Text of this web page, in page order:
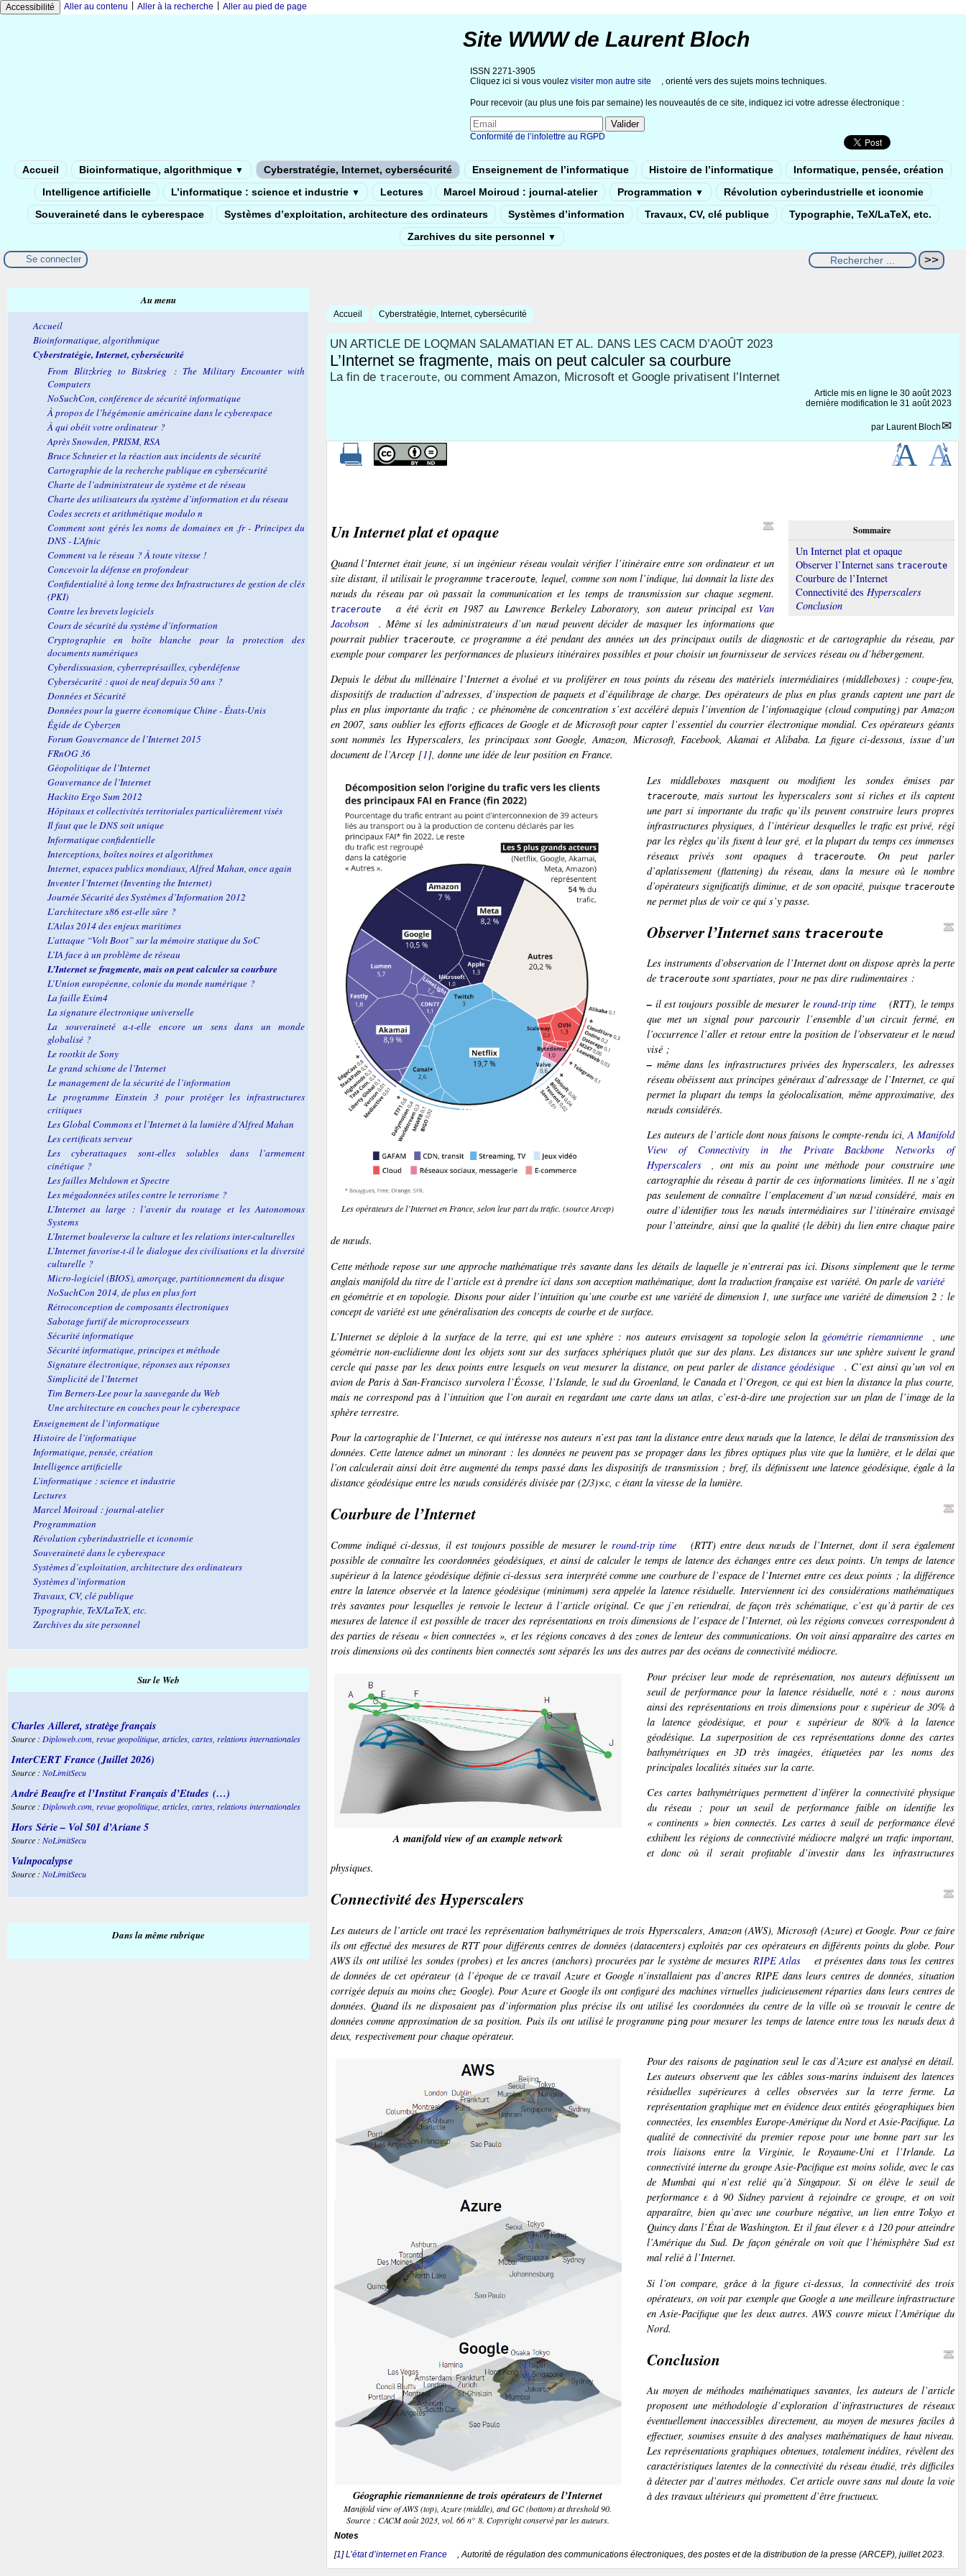
Accessibilité Aller au contenu Aller à la recherche Aller au pied de page
Site WWW de Laurent Bloch
ISSN 2271-3905
Cliquez ici si vous voulez visiter mon autre site , orienté vers des sujets moins techniques.
Pour recevoir (au plus une fois par semaine) les nouveautés de ce site, indiquez ici votre adresse électronique :
Conformité de l’infolettre au RGPD
Accueil Bioinformatique, algorithmique ▼ Cyberstratégie, Internet, cybersécurité Enseignement de l’informatique Histoire de l’informatique
Informatique, pensée, création
Intelligence artificielle
L’informatique : science et industrie ▼ Lectures Marcel Moiroud : journal-atelier Programmation ▼
Révolution cyberindustrielle et iconomie
Souveraineté dans le cyberespace
Systèmes d’exploitation, architecture des ordinateurs Systèmes d’information Travaux, CV, clé publique
Typographie, TeX/LaTeX, etc.
Zarchives du site personnel ▼
Se connecter
Accueil Cyberstratégie, Internet, cybersécurité
UN ARTICLE DE LOQMAN SALAMATIAN ET AL. DANS LES CACM D’AOÛT 2023
L’Internet se fragmente, mais on peut calculer sa courbure
La fin de traceroute, ou comment Amazon, Microsoft et Google privatisent l’Internet
Article mis en ligne le 30 août 2023
dernière modification le 31 août 2023
par Laurent Bloch
Sommaire
Un Internet plat et opaque
Observer l’Internet sans traceroute
Courbure de l’Internet
Connectivité des Hyperscalers
Conclusion
Un Internet plat et opaque
Quand l’Internet était jeune, si un ingénieur réseau voulait vérifier l’itinéraire entre son ordinateur et un
site distant, il utilisait le programme traceroute, lequel, comme son nom l’indique, lui donnait la liste des
nœuds du réseau par où passait la communication et les temps de transmission sur chaque segment.
traceroute a été écrit en 1987 au Lawrence Berkeley Laboratory , son auteur principal est Van
Jacobson
. Même si les administrateurs d’un nœud peuvent décider de masquer les informations que
pourrait publier traceroute, ce programme a été pendant des années un des principaux outils de diagnostic et de cartographie du réseau, par
exemple pour comparer les performances de plusieurs itinéraires possibles et pour choisir un fournisseur de services réseau ou d’hébergement.
Depuis le début du millénaire l’Internet a évolué et vu proliférer en tous points du réseau des matériels intermédiaires(middleboxes) : coupe-feu,
dispositifs de traduction d’adresses, d’inspection de paquets et d’équilibrage de charge. Des opérateurs de plus en plus grands captent une part de
plus en plus importante du trafic ; ce phénomène de concentration s’est accéléré depuis l’invention de l’infonuagique (cloud computing) par Amazon
en 2007, sans oublier les efforts efficaces de Google et de Microsoft pour capter l’essentiel du courrier électronique mondial. Ces opérateurs géants
sont nommés les Hyperscalers, les principaux sont Google, Amazon, Microsoft, Facebook, Akamai et Alibaba. La figure ci-dessous, issue d’un
document de l’Arcep[1], donne une idée de leur position en France.
Les opérateurs de l’Internet en France, selon leur part du trafic. (source Arcep)
Les middleboxesmasquent ou modifient les sondes émises par
traceroute, mais surtout les hyperscalerssont si riches et ils captent
une part si importante du trafic qu’ils peuvent construire leurs propres
infrastructures physiques, à l’intérieur desquelles le trafic est privé, régi
par les règles qu’ils fixent à leur gré, et la plupart du temps ces immenses
réseaux privés sont opaques à
traceroute. On peut parler
d’aplatissement (flattening)du réseau, dans la mesure où le nombre
d’opérateurs significatifs diminue, et de son opacité, puisque traceroute
ne permet plus de voir ce qui s’y passe.
Observer l’Internet sans traceroute
Les instruments d’observation de l’Internet dont on dispose après la perte
de traceroutesont spartiates, pour ne pas dire rudimentaires :
–il est toujours possible de mesurer le round-trip time
(RTT), le temps
que met un signal pour parcourir l’ensemble d’un circuit fermé, en
l’occurrence l’aller et retour entre la position de l’observateur et le nœud
visé ;
–même dans les infrastructures privées deshyperscalers, les adresses
réseau obéissent aux principes généraux d’adressage de l’Internet, ce qui
permet la plupart du temps la géolocalisation, même approximative, des
nœuds considérés.
Les auteurs de l’article dont nous faisons le compte-rendu ici,A Manifold
View of Connectivity in the Private Backbone Networks of
Hyperscalers
, ont mis au point une méthode pour construire une
cartographie du réseau à partir de ces informations limitées. Il ne s’agit
pas seulement de connaître l’emplacement d’un nœud considéré, mais en
outre d’identifier tous les nœuds intermédiaires sur l’itinéraire envisagé
pour l’atteindre, ainsi que la qualité (le débit) du lien entre chaque paire
de nœuds.
Cette méthode repose sur une approche mathématique très savante dans les détails de laquelle je n’entrerai pas ici. Disons simplement que le terme
anglais manifolddu titre de l’article est à prendre ici dans son acception mathématique, dont la traduction française est variété. On parle devariété
en géométrie et en topologie. Disons pour aider l’intuition qu’une courbe est une variété de dimension 1, une surface une variété de dimension 2 : le
concept de variété est une généralisation des concepts de courbe et de surface.
L’Internet se déploie à la surface de la terre, qui est une sphère : nos auteurs envisagent sa topologie selon la géométrie riemannienne
, une
géométrie non-euclidienne dont les objets sont sur des surfaces sphériques plutôt que sur des plans. Les distances sur une sphère suivent le grand
cercle qui passe par les deux points entre lesquels on veut mesurer la distance, on peut parler de distance géodésique
. C’est ainsi qu’un vol en
avion de Paris à San-Francisco survolera l’Écosse, l’Islande, le sud du Groenland, le Canada et l’Oregon, ce qui est bien la distance la plus courte,
mais ne correspond pas à l’intuition que l’on aurait en regardant une carte dans un atlas, c’est-à-dire une projection sur un plan de l’image de la
sphère terrestre.
Pour la cartographie de l’Internet, ce qui intéresse nos auteurs n’est pas tant la distance entre deux nœuds que la latence, le délai de transmission des
données. Cette latence admet un minorant : les données ne peuvent pas se propager dans les fibres optiques plus vite que la lumière, et le délai que
l’on calculerait ainsi doit être augmenté du temps passé dans les dispositifs de transmission ; bref, ils définissent une latence géodésique, égale à la
distance géodésique entre les nœuds considérés divisée par (2/3)×c, cétant la vitesse de la lumière.
Courbure de l’Internet
Comme indiqué ci-dessus, il est toujours possible de mesurer leround-trip time
(RTT) entre deux nœuds de l’Internet, dont il sera également
possible de connaître les coordonnées géodésiques, et ainsi de calculer le temps de latence des échanges entre ces deux points. Un temps de latence
supérieur à la latence géodésique définie ci-dessus sera interprété comme une courburede l’espace de l’Internet entre ces deux points ; la différence
entre la latence observée et la latence géodésique (minimum) sera appelée la latence résiduelle. Interviennent ici des considérations mathématiques
très savantes pour lesquelles je renvoie le lecteur à l’article original. Ce que j’en retiendrai, de façon très schématique, c’est qu’à partir de ces
mesures de latence il est possible de tracer des représentations en trois dimensions de l’espace de l’Internet, où les régions convexes correspondent à
des parties de réseau « bien connectées », et les régions concaves à des zones de lenteur des communications. On voit ainsi apparaître des cartes en
trois dimensions où des continents bien connectés sont séparés les uns des autres par des océans de connectivité médiocre.
A manifold view of an example network
Pour préciser leur mode de représentation, nos auteurs définissent un
seuil de performance pour la latence résiduelle, noté ε : nous aurons
ainsi des représentations en trois dimensions pour ε supérieur de 30% à
la latence géodésique, et pour ε supérieur de 80% à la latence
géodésique. La superposition de ces représentations donne des cartes
bathymétriques en 3D très imagées, étiquetées par les noms des
principales localités situées sur la carte.
Ces cartes bathymétriques permettent d’inférer la connectivité physique
du réseau ; pour un seuil de performance faible on identifie les
« continents » bien connectés. Les cartes à seuil de performance élevé
exhibent les régions de connectivité médiocre malgré un trafic important,
et donc où il serait profitable d’investir dans les infrastructures
physiques.
Connectivité desHyperscalers
Les auteurs de l’article ont tracé les représentation bathymétriques de trois Hyperscalers, Amazon (AWS), Microsoft (Azure) et Google. Pour ce faire
ils ont effectué des mesures de RTT pour différents centres de données (datacenters)exploités par ces opérateurs en différents points du globe. Pour
AWS ils ont utilisé les sondes(probes) et les ancres (anchors)procurées par le système de mesures RIPE Atlas
et présentes dans tous les centres
de données de cet opérateur (à l’époque de ce travail Azure et Google n’installaient pas d’ancres RIPE dans leurs centres de données, situation
corrigée depuis au moins chez Google). Pour Azure et Google ils ont configuré des machines virtuelles judicieusement réparties dans leurs centres de
données. Quand ils ne disposaient pas d’information plus précise ils ont utilisé les coordonnées du centre de la ville où se trouvait le centre de
données comme approximation de sa position. Puis ils ont utilisé le programme pingpour mesurer les temps de latence entre tous les nœuds deux à
deux, respectivement pour chaque opérateur.
Géographie riemannienne de trois opérateurs de l’Internet
Manifold view of AWS (top), Azure (middle), and GC (bottom) at threshold 90.
Source : CACM août 2023, vol. 66 n° 8. Copyright conservé par les auteurs.
Pour des raisons de pagination seul le cas d’Azure est analysé en détail.
Les auteurs observent que les câbles sous-marins induisent des latences
résiduelles supérieures à celles observées sur la terre ferme. La
représentation graphique met en évidence deux entités géographiques bien
connectées, les ensembles Europe-Amérique du Nord et Asie-Pacifique. La
qualité de connectivité du premier repose pour une bonne part sur les
trois liaisons entre la Virginie, le Royaume-Uni et l’Irlande. La
connectivité interne du groupe Asie-Pacifique est moins solide, avec le cas
de Mumbai qui n’est relié qu’à Singapour. Si on élève le seuil de
performance ε à 90 Sidney parvient à rejoindre ce groupe, et on voit
apparaître, bien qu’avec une courbure négative, un lien entre Tokyo et
Quincy dans l’État de Washington. Et il faut élever ε à 120 pour atteindre
l’Amérique du Sud. De façon générale on voit que l’hémisphère Sud est
mal relié à l’Internet.
Si l’on compare, grâce à la figure ci-dessus, la connectivité des trois
opérateurs, on voit par exemple que Google a une meilleure infrastructure
en Asie-Pacifique que les deux autres. AWS couvre mieux l’Amérique du
Nord.
Conclusion
Au moyen de méthodes mathématiques savantes, les auteurs de l’article
proposent une méthodologie d’exploration d’infrastructures de réseaux
éventuellement inaccessibles directement, au moyen de mesures faciles à
effectuer, soumises ensuite à des analyses mathématiques de haut niveau.
Les représentations graphiques obtenues, totalement inédites, révèlent des
caractéristiques latentes de la connectivité du réseau étudié, très difficiles
à détecter par d’autres méthodes. Cet article ouvre sans nul doute la voie
à des travaux ultérieurs qui promettent d’être fructueux.
Notes
[1 ]L’état d’internet en France , Autorité de régulation des communications électroniques, des postes et de la distribution de la presse (ARCEP), juillet 2023.
Au menu
Accueil
Bioinformatique, algorithmique
Cyberstratégie, Internet, cybersécurité
From Blitzkrieg to Bitskrieg : The Military Encounter with
Computers
NoSuchCon, conférence de sécurité informatique
À propos de l’hégémonie américaine dans le cyberespace
À qui obéit votre ordinateur ?
Après Snowden, PRISM, RSA
Bruce Schneier et la réaction aux incidents de sécurité
Cartographie de la recherche publique en cybersécurité
Charte de l’administrateur de système et de réseau
Charte des utilisateurs du système d’information et du réseau
Codes secrets et arithmétique modulo n
Comment sont gérés les noms de domaines en .fr - Principes du
DNS - L’Afnic
Comment va le réseau ? À toute vitesse !
Concevoir la défense en profondeur
Confidentialité à long terme des Infrastructures de gestion de clés
(PKI)
Contre les brevets logiciels
Cours de sécurité du système d’information
Cryptographie en boîte blanche pour la protection des
documents numériques
Cyberdissuasion, cyberreprésailles, cyberdéfense
Cybersécurité : quoi de neuf depuis 50 ans ?
Données et Sécurité
Données pour la guerre économique Chine - États-Unis
Égide de Cyberzen
Forum Gouvernance de l’Internet 2015
FRnOG 36
Géopolitique de l’Internet
Gouvernance de l’Internet
Hackito Ergo Sum 2012
Hôpitaux et collectivités territoriales particulièrement visés
Il faut que le DNS soit unique
Informatique confidentielle
Interceptions, boîtes noires et algorithmes
Internet, espaces publics mondiaux, Alfred Mahan, once again
Inventer l’Internet (Inventing the Internet)
Journée Sécurité des Systèmes d’Information 2012
L’architecture x86 est-elle sûre ?
L’Atlas 2014 des enjeux maritimes
L’attaque “Volt Boot” sur la mémoire statique du SoC
L’IA face à un problème de réseau
L’Internet se fragmente, mais on peut calculer sa courbure
L’Union européenne, colonie du monde numérique ?
La failleExim4
La signature électronique universelle
La souveraineté a-t-elle encore un sens dans un monde
globalisé ?
Lerootkitde Sony
Le grand schisme de l’Internet
Le management de la sécurité de l’information
Le programme Einstein 3 pour protéger les infrastructures
critiques
LesGlobal Commonset l’Internet à la lumière d’Alfred Mahan
Les certificats serveur
Les cyberattaques sont-elles solubles dans l’armement
cinétique ?
Les failles Meltdown et Spectre
Les mégadonnées utiles contre le terrorisme ?
L’Internet au large : l’avenir du routage et lesAutonomous
Systems
L’Internet bouleverse la culture et les relations inter-culturelles
L’Internet favorise-t-il le dialogue des civilisations et la diversité
culturelle ?
Micro-logiciel (BIOS), amorçage, partitionnement du disque
NoSuchCon 2014, de plus en plus fort
Rétroconception de composants électroniques
Sabotage furtif de microprocesseurs
Sécurité informatique
Sécurité informatique, principes et méthode
Signature électronique, réponses aux réponses
Simplicité de l’Internet
Tim Berners-Lee pour la sauvegarde du Web
Une architecture en couches pour le cyberespace
Enseignement de l’informatique
Histoire de l’informatique
Informatique, pensée, création
Intelligence artificielle
L’informatique : science et industrie
Lectures
Marcel Moiroud : journal-atelier
Programmation
Révolution cyberindustrielle et iconomie
Souveraineté dans le cyberespace
Systèmes d’exploitation, architecture des ordinateurs
Systèmes d’information
Travaux, CV, clé publique
Typographie, TeX/LaTeX, etc.
Zarchives du site personnel
Sur le Web
Charles Ailleret, stratège français
Source : Diploweb.com, revue geopolitique, articles, cartes, relations internationales
InterCERT France (Juillet 2026)
Source : NoLimitSecu
André Beaufre et l’Institut Français d’Etudes (…)
Source : Diploweb.com, revue geopolitique, articles, cartes, relations internationales
Hors Série – Vol 501 d’Ariane 5
Source : NoLimitSecu
Vulnpocalypse
Source : NoLimitSecu
Dans la même rubrique